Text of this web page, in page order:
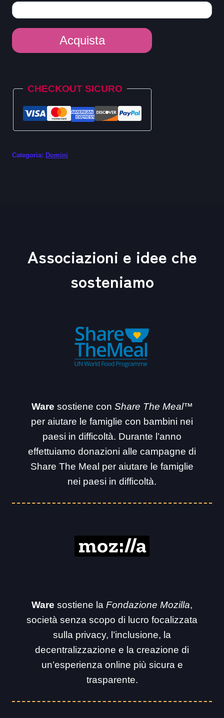
Dominio
.london
Acquista
CHECKOUT SICURO
Categoria: Domini
Associazioni e idee che
sosteniamo
Ware sostiene con Share The Meal™
per aiutare le famiglie con bambini nei
paesi in difficoltà. Durante l’anno
effettuiamo donazioni alle campagne di
Share The Meal per aiutare le famiglie
nei paesi in difficoltà.
Ware sostiene la Fondazione Mozilla,
società senza scopo di lucro focalizzata
sulla privacy, l’inclusione, la
decentralizzazione e la creazione di
un’esperienza online più sicura e
trasparente.